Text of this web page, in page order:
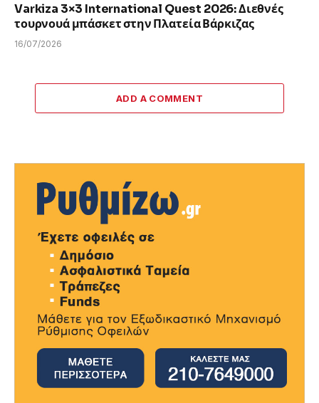
Varkiza 3×3 International Quest 2026: Διεθνές
τουρνουά μπάσκετ στην Πλατεία Βάρκιζας
16/07/2026
ADD A COMMENT